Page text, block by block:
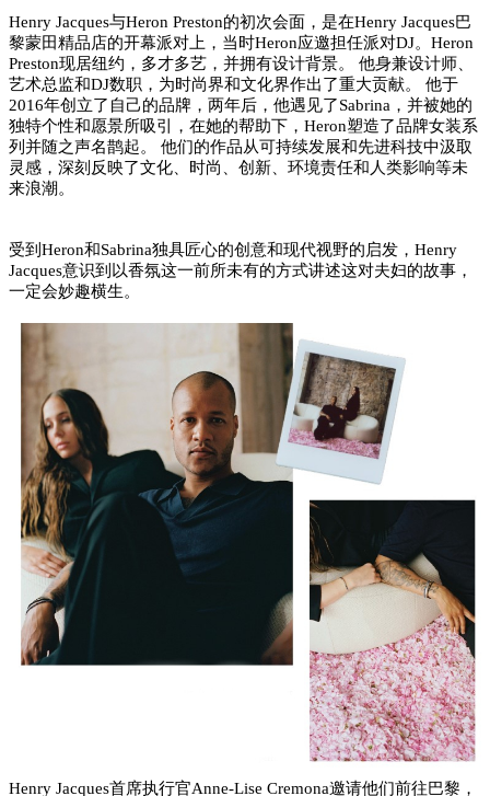
Henry Jacques与Heron Preston的初次会面，是在Henry Jacques巴
黎蒙田精品店的开幕派对上，当时Heron应邀担任派对DJ。Heron
Preston现居纽约，多才多艺，并拥有设计背景。 他身兼设计师、
艺术总监和DJ数职，为时尚界和文化界作出了重大贡献。 他于
2016年创立了自己的品牌，两年后，他遇见了Sabrina，并被她的
独特个性和愿景所吸引，在她的帮助下，Heron塑造了品牌女装系
列并随之声名鹊起。 他们的作品从可持续发展和先进科技中汲取
灵感，深刻反映了文化、时尚、创新、环境责任和人类影响等未
来浪潮。
受到 Heron和Sabrina独具匠心的创意和现代视野的启发，Henry
Jacques意识到以香氛这一前所未有的方式讲述这对夫妇的故事，
一定会妙趣横生。
Henry Jacques首席执行官Anne-Lise Cremona邀请他们前往巴黎，